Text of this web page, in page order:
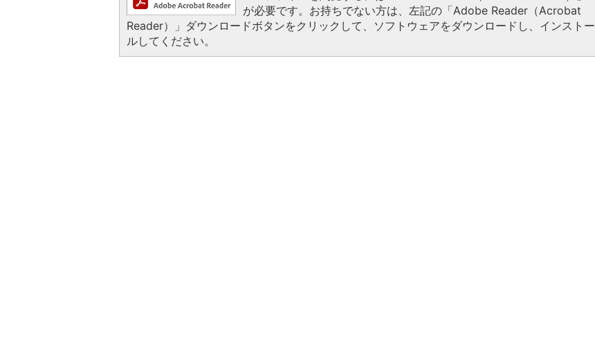
が必要です。お持ちでない方は、左記の「Adobe Reader（Acrobat
Reader）」ダウンロードボタンをクリックして、ソフトウェアをダウンロードし、インストー
ルしてください。